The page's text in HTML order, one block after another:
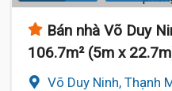
Bán nhà Võ Duy
106.7m² (5m x
Võ Duy Ninh, Thạnh